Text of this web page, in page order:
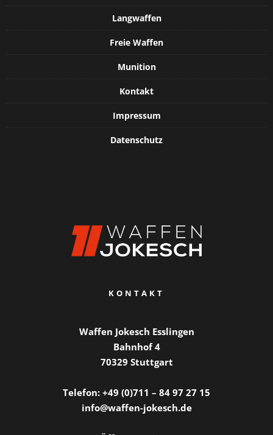
Langwaffen
Freie Waffen
Munition
Kontakt
Impressum
Datenschutz
KONTAKT
Waffen Jokesch Esslingen
Bahnhof 4
70329 Stuttgart
Telefon: +49 (0)711 – 84 97 27 15
info@waffen-jokesch.de